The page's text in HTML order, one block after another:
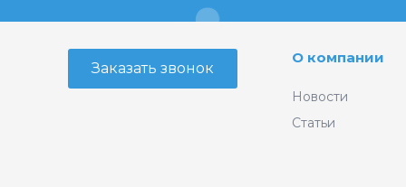
Заказать звонок
О компании
Новости
Статьи